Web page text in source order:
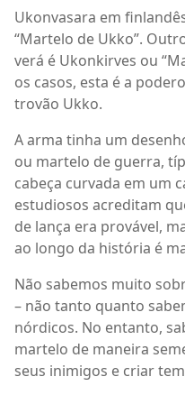
Ukonvasara em
“Martelo de Ukko”.
verá é Ukonkirves ou
os casos, esta é a
trovão Ukko.
A arma tinha um
ou martelo de guerra,
cabeça curvada em um
estudiosos acreditam
de lança era provável,
ao longo da história é
Não sabemos muito
– não tanto quanto
nórdicos. No entanto,
martelo de maneira
seus inimigos e criar